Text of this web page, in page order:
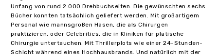
Unfang von rund 2.000 Drehbuchseiten. Die gewünschten sechs
Bücher konnten tatsächlich geliefert werden. Mit großartigem
Personal wie mannsgroßen Hasen, die als Chirurgen
praktizieren, oder Celebrities, die in Kliniken für platische
Chirurgie untertauchen. Mit Thrillerplots wie einer 24-Stunden-
Schicht während eines Hochhausbrands. Und natürlich mit der